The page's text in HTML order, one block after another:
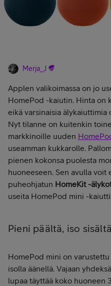
Merja_J
Applen valikoimassa on jo
HomePod -kaiutin. Hinta on
eikä varsinaisia
Nyt tilanne on kuitenkin
markkinoille uuden
useamman kukkarolle.
pienen kokonsa puolesta
huoneeseen. Sen avulla voit
puheohjatun HomeKit -
useita HomePod mini -
Pieni päältä, iso sisältä
HomePod mini on
isolla äänellä. Vajaan
lupaa täyttää koko huoneen